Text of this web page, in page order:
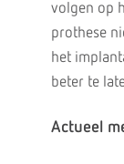
volgen op
prothese
het
beter te
Actueel